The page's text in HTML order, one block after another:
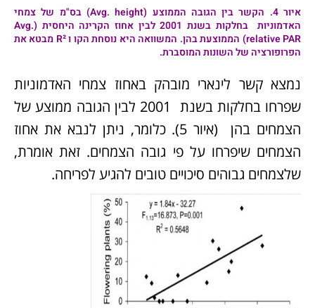
איור 4.
הקשר בין הגובה הממוצע (Avg. height) בס"מ של צמחי
האדמוניות
בחלקות בשנת 2001 לבין אחוז הקרינה היחסית (Avg.
relative PAR) הממוצעת בהן. המשוואה היא נוסחת הקו ו R² מבטא את
הפרופורציה של השונות המוסברת.
נמצא קשר לינארי מובהק באחוז צמחי האדמוניות
שפרחו בחלקות בשנת 2001 לבין הגובה ממוצע של
הצמחים בהן (איור 5). כלומר, ניתן לנבא את אחוז
הצמחים שיפרחו על פי גובה הצמחים. זאת אומרת,
שלצמחים גבוהים סיכויים טובים להגיע לפריחה.